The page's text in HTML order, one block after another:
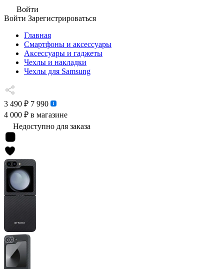
Войти
Войти Зарегистрироваться
Главная
Смартфоны и аксессуары
Аксессуары и гаджеты
Чехлы и накладки
Чехлы для Samsung
3 490 ₽ 7 990
4 000 ₽ в магазине
Недоступно для заказа